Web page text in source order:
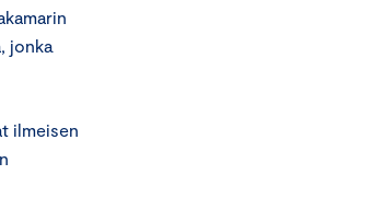
jonka
ilmeisen